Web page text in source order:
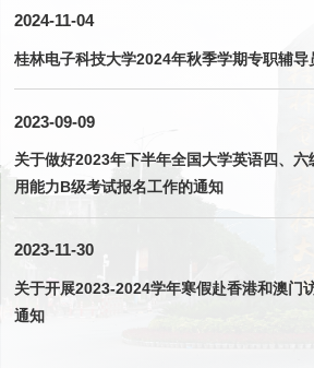
2024-11-04
桂林电子科技大学2024年秋季学期专职辅导
2023-09-09
关于做好2023年下半年全国大学英语四、
用能力B级考试报名工作的通知
2023-11-30
关于开展2023-2024学年寒假赴香港和澳门
通知